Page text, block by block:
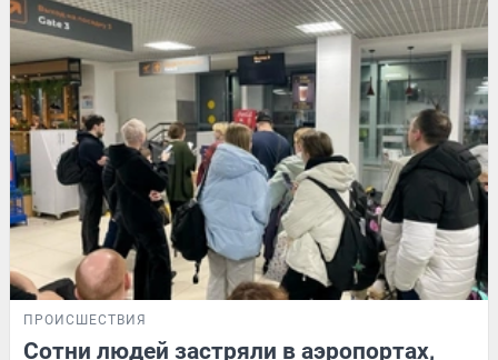
ПРОИСШЕСТВИЯ
Сотни людей застряли в аэропортах,